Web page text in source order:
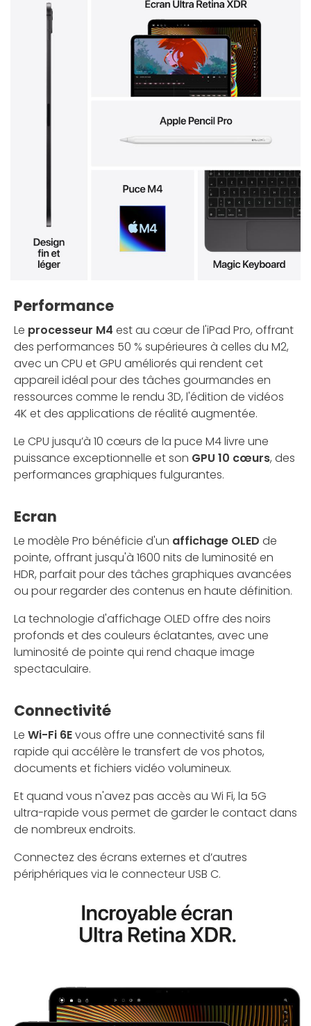
Performance
Le processeur M4 est au cœur de l'iPad Pro, offrant
des performances 50 % supérieures à celles du M2,
avec un CPU et GPU améliorés qui rendent cet
appareil idéal pour des tâches gourmandes en
ressources comme le rendu 3D, l'édition de vidéos
4K et des applications de réalité augmentée.
Le CPU jusqu’à 10 cœurs de la puce M4 livre une
puissance exceptionnelle et son GPU 10 cœurs, des
performances graphiques fulgurantes.
Ecran
Le modèle Pro bénéficie d'un affichage OLED de
pointe, offrant jusqu'à 1600 nits de luminosité en
HDR, parfait pour des tâches graphiques avancées
ou pour regarder des contenus en haute définition.
La technologie d'affichage OLED offre des noirs
profonds et des couleurs éclatantes, avec une
luminosité de pointe qui rend chaque image
spectaculaire.
Connectivité
Le Wi-Fi 6Evous offre une connectivité sans fil
rapide qui accélère le transfert de vos photos,
documents et fichiers vidéo volumineux.
Et quand vous n'avez pas accès au Wi Fi, la 5G
ultra-rapide vous permet de garder le contact dans
de nombreux endroits.
Connectez des écrans externes et d’autres
périphériques via le connecteur USB C.